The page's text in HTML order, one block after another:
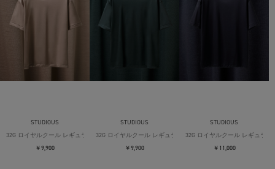
STUDIOUS
32G ロイヤルクール レギュラーTシャツ
￥9,900
STUDIOUS
32G ロイヤルクール レギュラーTシャツ
￥9,900
STUDIOUS
32G ロイヤルクール レギュラー
￥11,000